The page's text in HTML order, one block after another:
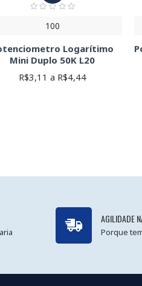
100
Logarítimo
Mini Duplo 50K L20
R$3,11 a R$4,44
AGILIDADE
Porque